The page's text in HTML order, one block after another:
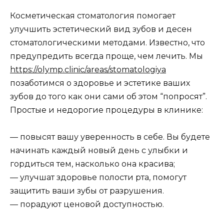
Косметическая стоматология помогает
улучшить эстетический вид зубов и десен
стоматологическими методами. Известно, что
предупредить всегда проще, чем лечить. Мы
https://olymp.clinic/areas/stomatologiya
позаботимся о здоровье и эстетике ваших
зубов до того как они сами об этом “попросят”.
Простые и недорогие процедуры в клинике:
— повысят вашу уверенность в себе. Вы будете
начинать каждый новый день с улыбки и
гордиться тем, насколько она красива;
— улучшат здоровье полости рта, помогут
защитить ваши зубы от разрушения.
— порадуют ценовой доступностью.